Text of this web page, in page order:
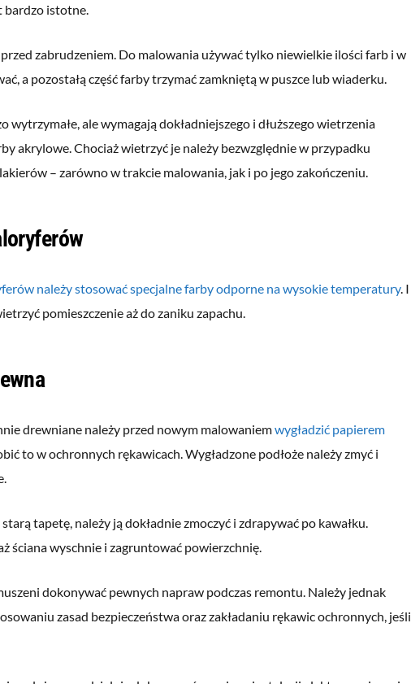
bardzo istotne.
zabrudzeniem. Do malowania używać tylko niewielkie ilości farb i w
a pozostałą część farby trzymać zamkniętą w puszce lub wiaderku.
wytrzymałe, ale wymagają dokładniejszego i dłuższego wietrzenia
akrylowe. Chociaż wietrzyć je należy bezwzględnie w przypadku
– zarówno w trakcie malowania, jak i po jego zakończeniu.
należy stosować specjalne farby odporne na wysokie temperatury. I
pomieszczenie aż do zaniku zapachu.
drewniane należy przed nowym malowaniemwygładzić papierem
to w ochronnych rękawicach. Wygładzone podłoże należy zmyć i
tapetę, należy ją dokładnie zmoczyć i zdrapywać po kawałku.
ściana wyschnie i zagruntować powierzchnię.
dokonywać pewnych napraw podczas remontu. Należy jednak
zasad bezpieczeństwa oraz zakładaniu rękawic ochronnych, jeśli